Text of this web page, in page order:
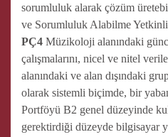
sorumluluk alarak çözüm
ve Sorumluluk Alabilme
PÇ4 Müzikoloji alanındaki
çalışmalarını, nicel ve nitel
alanındaki ve alan dışındaki
olarak sistemli biçimde, bir
Portföyü B2 genel düzeyinde
gerektirdiği düzeyde bilgisayar